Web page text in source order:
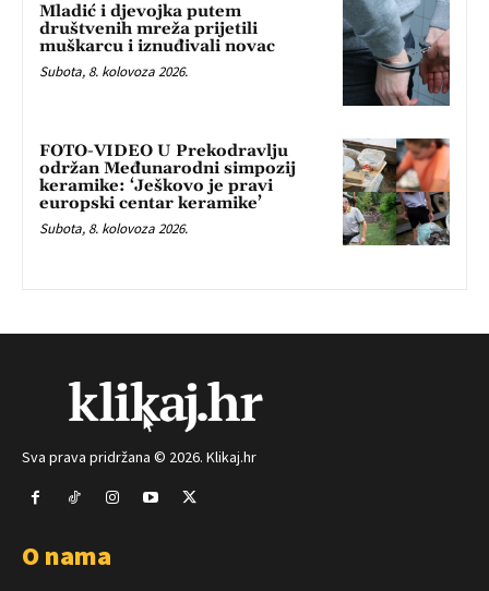
Mladić i djevojka putem
društvenih mreža prijetili
muškarcu i iznuđivali novac
Subota, 8. kolovoza 2026.
FOTO-VIDEO U Prekodravlju
održan Međunarodni simpozij
keramike: ‘Ješkovo je pravi
europski centar keramike’
Subota, 8. kolovoza 2026.
Sva prava pridržana © 2026. Klikaj.hr
O nama